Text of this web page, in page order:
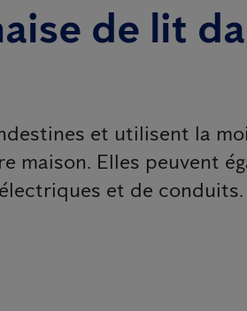
de lit
et utilisent la
maison. Elles peuvent
et de conduits.